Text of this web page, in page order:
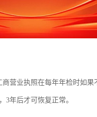
营业执照在每年年检时如果
3年后才可恢复正常。